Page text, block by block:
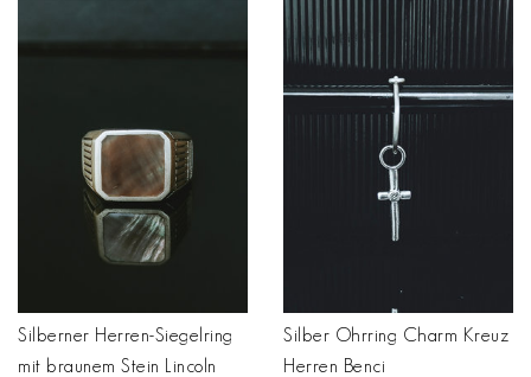
Silberner Herren-Siegelring
mit braunem Stein Lincoln
Silber Ohrring Charm Kreuz
Herren Benci